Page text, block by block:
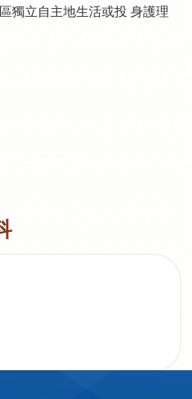
獨立自主地生活或投 身護理